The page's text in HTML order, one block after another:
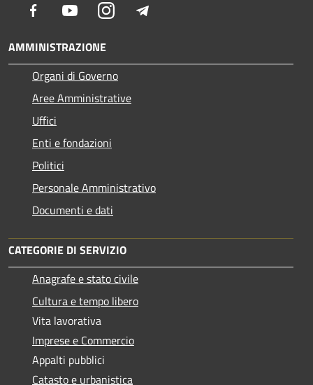
Facebook YoutubeInstagram
AMMINISTRAZIONE
Organi di Governo
Aree Amministrative
Uffici
Enti e fondazioni
Politici
Personale Amministrativo
Documenti e dati
CATEGORIE DI SERVIZIO
Anagrafe e stato civile
Cultura e tempo libero
Vita lavorativa
Imprese e Commercio
Appalti pubblici
Catasto e urbanistica